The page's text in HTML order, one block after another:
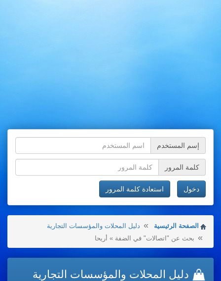
إسم المستخدم
كلمة المرور
دخول استعادة كلمة المرور
الصفحة الرئيسية
دليل المحلات والمؤسسات التجارية
بحث عن "اتصالات" في الضفة » أريحا
دليل المحلات والمؤسسات التجارية